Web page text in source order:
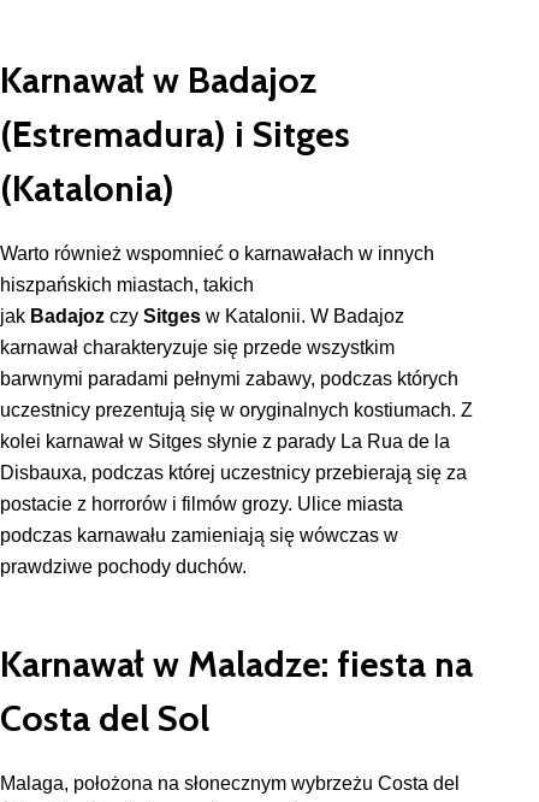
Karnawał w Badajoz
(Estremadura) i Sitges
(Katalonia)
Warto również wspomnieć o karnawałach w innych
hiszpańskich miastach, takich
jak Badajoz czy Sitges w Katalonii. W Badajoz
karnawał charakteryzuje się przede wszystkim
barwnymi paradami pełnymi zabawy, podczas których
uczestnicy prezentują się w oryginalnych kostiumach. Z
kolei karnawał w Sitges słynie z parady La Rua de la
Disbauxa, podczas której uczestnicy przebierają się za
postacie z horrorów i filmów grozy. Ulice miasta
podczas karnawału zamieniają się wówczas w
prawdziwe pochody duchów.
Karnawał w Maladze: fiesta na
Costa del Sol
Malaga, położona na słonecznym wybrzeżu Costa del